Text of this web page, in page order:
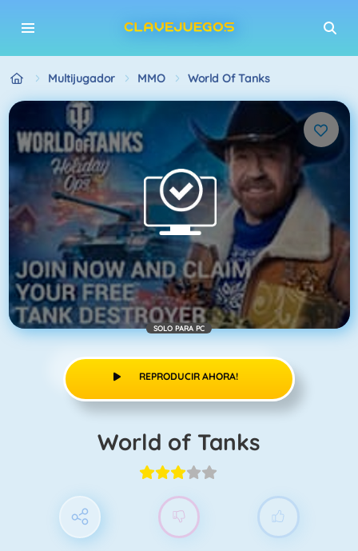
Multijugador MMO World Of Tanks
SOLO PARA PC
REPRODUCIR AHORA!
World of Tanks